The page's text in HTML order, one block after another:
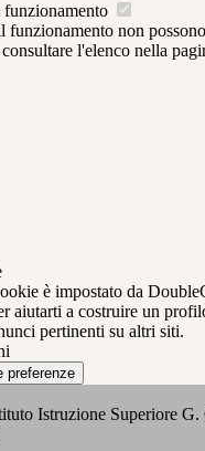
funzionamento
funzionamento non
l'elenco nella
è impostato da
aiutarti a costruire un
pertinenti su altri siti.
preferenze
Istruzione Superiore